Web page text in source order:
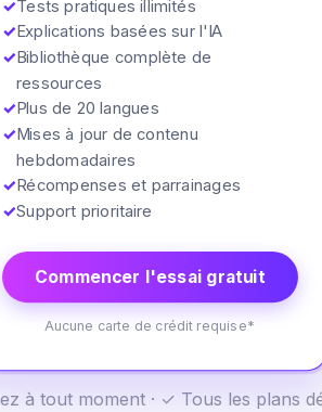
✓Tests pratiques illimités
✓Explications basées sur l'IA
✓Bibliothèque complète de
ressources
✓Plus de 20 langues
✓Mises à jour de contenu
hebdomadaires
✓Récompenses et parrainages
✓Support prioritaire
Commencer l'essai gratuit
Aucune carte de crédit requise*
à tout moment · ✓ Tous les plans